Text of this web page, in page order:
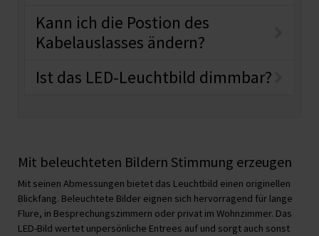
Kann ich die Postion des
Kabelauslasses ändern?
Ist das LED-Leuchtbild dimmbar?
Mit beleuchteten Bildern Stimmung erzeugen
Mit seinen Abmessungen bietet das Leuchtbild einen originellen
Blickfang. Beleuchtete Bilder eignen sich hervorragend für lange
Flure, in Besprechungszimmern oder privat im Wohnzimmer. Das
LED-Bild wertet unpersönliche Entrees auf und sorgt auch sonst